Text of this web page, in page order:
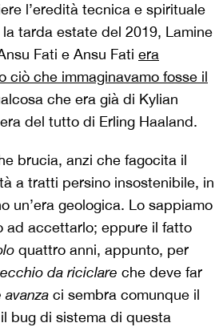
l’eredità tecnica e spirituale
tarda estate del 2019, Lamine
Fati e Ansu Fati era
ciò che immaginavamo fosse il
che era già di Kylian
del tutto di Erling Haaland.
brucia, anzi che fagocita il
a tratti persino insostenibile, in
un’era geologica. Lo sappiamo
ad accettarlo; eppure il fatto
quattro anni, appunto, per
da riciclare che deve far
ci sembra comunque il
bug di sistema di questa